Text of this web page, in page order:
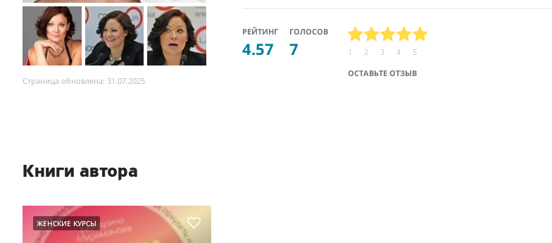
Страница обновлена: 31.07.2025
РЕЙТИНГ
4.57
ГОЛОСОВ
7
ОСТАВЬТЕ ОТЗЫВ
1 2 3 4 5
Книги автора
ЖЕНСКИЕ КУРСЫ